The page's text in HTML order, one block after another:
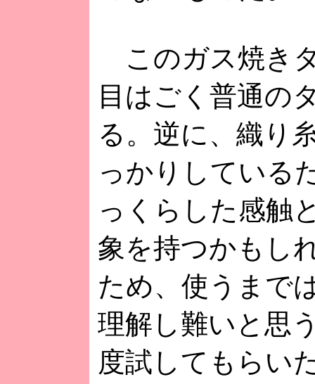
このガス焼き
目はごく普通の
る。逆に、織り
っかりしている
っくらした感触
象を持つかもし
ため、使うまで
理解し難いと思
度試してもらい